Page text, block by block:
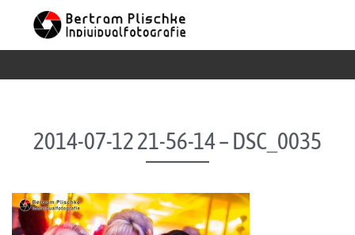
Skip to content
2014-07-12 21-56-14 – DSC_0035